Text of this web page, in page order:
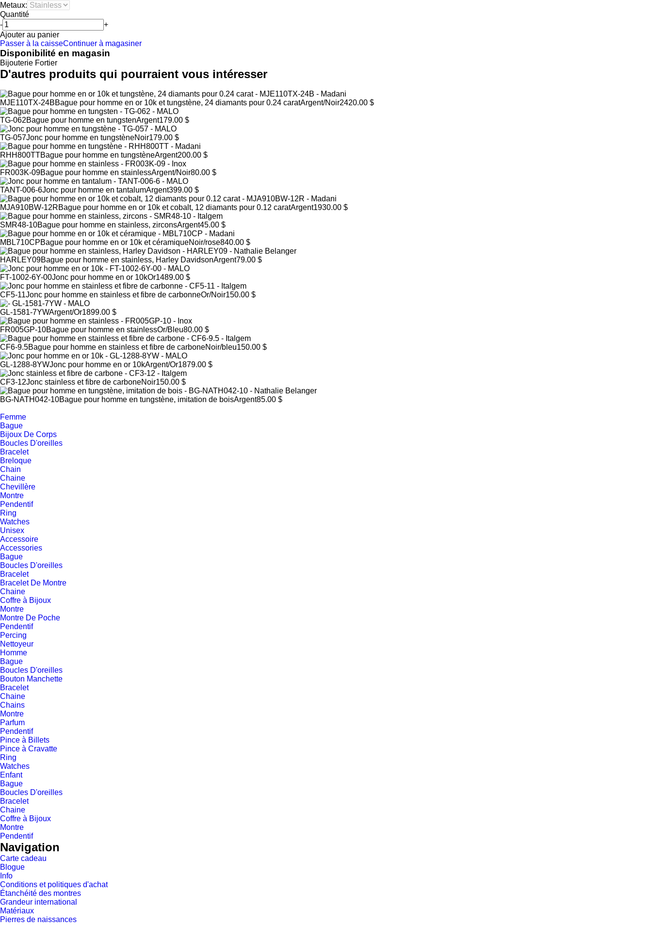
Metaux:
Quantité
-
+
Ajouter au panier
Passer à la caisseContinuer à magasiner
Disponibilité en magasin
Bijouterie Fortier
D'autres produits qui pourraient vous intéresser
MJE110TX-24BBague pour homme en or 10k et tungstène, 24 diamants pour 0.24 caratArgent/Noir2420.00 $
TG-062Bague pour homme en tungstenArgent179.00 $
TG-057Jonc pour homme en tungstèneNoir179.00 $
RHH800TTBague pour homme en tungstèneArgent200.00 $
FR003K-09Bague pour homme en stainlessArgent/Noir80.00 $
TANT-006-6Jonc pour homme en tantalumArgent399.00 $
MJA910BW-12RBague pour homme en or 10k et cobalt, 12 diamants pour 0.12 caratArgent1930.00 $
SMR48-10Bague pour homme en stainless, zirconsArgent45.00 $
MBL710CPBague pour homme en or 10k et céramiqueNoir/rose840.00 $
HARLEY09Bague pour homme en stainless, Harley DavidsonArgent79.00 $
FT-1002-6Y-00Jonc pour homme en or 10kOr1489.00 $
CF5-11Jonc pour homme en stainless et fibre de carbonneOr/Noir150.00 $
GL-1581-7YWArgent/Or1899.00 $
FR005GP-10Bague pour homme en stainlessOr/Bleu80.00 $
CF6-9.5Bague pour homme en stainless et fibre de carboneNoir/bleu150.00 $
GL-1288-8YWJonc pour homme en or 10kArgent/Or1879.00 $
CF3-12Jonc stainless et fibre de carboneNoir150.00 $
BG-NATH042-10Bague pour homme en tungstène, imitation de boisArgent85.00 $
Femme
Bague
Bijoux De Corps
Boucles D'oreilles
Bracelet
Breloque
Chain
Chaine
Chevillère
Montre
Pendentif
Ring
Watches
Unisex
Accessoire
Accessories
Bague
Boucles D'oreilles
Bracelet
Bracelet De Montre
Chaine
Coffre à Bijoux
Montre
Montre De Poche
Pendentif
Percing
Nettoyeur
Homme
Bague
Boucles D'oreilles
Bouton Manchette
Bracelet
Chaine
Chains
Montre
Parfum
Pendentif
Pince à Billets
Pince à Cravatte
Ring
Watches
Enfant
Bague
Boucles D'oreilles
Bracelet
Chaine
Coffre à Bijoux
Montre
Pendentif
Navigation
Carte cadeau
Blogue
Info
Conditions et politiques d'achat
Étanchéité des montres
Grandeur international
Matériaux
Pierres de naissances